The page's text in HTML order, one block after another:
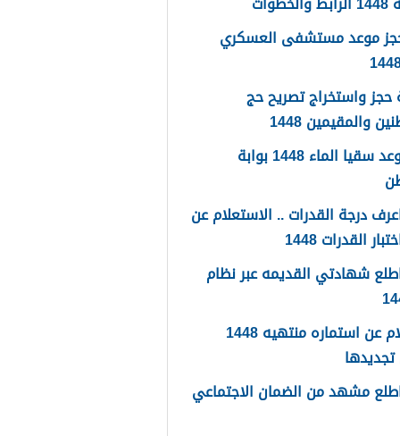
موعد مستشفى العسكري
حجز واستخراج تصريح حج
والمقيمين 1448
حجز موعد سقيا الماء 1448 بوابة
درجة القدرات .. الاستعلام عن
القدرات 1448
شهادتي القديمه عبر نظام
استعلام عن استماره منتهيه 1448
مشهد من الضمان الاجتماعي